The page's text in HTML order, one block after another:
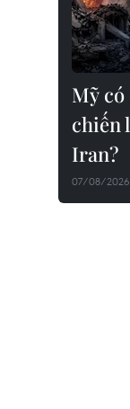
Mỹ
chiến
Iran?
07/08/2026